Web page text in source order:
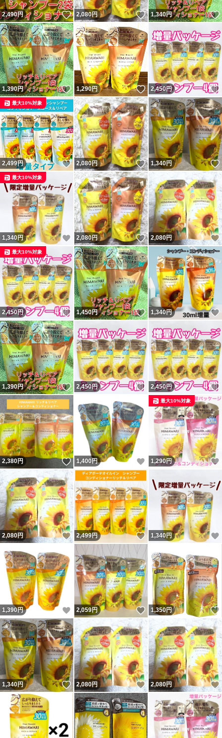
2,490円 いいね！
2,080円 いいね！
1,340円
1,390円 いいね！
1,290円 いいね！
2,450円
2,499円 いいね！
最大10%対象
2,080円 いいね！
1,340円
1,340円 いいね！
最大10%対象
2,080円 いいね！
2,080円
2,450円 いいね！
最大10%対象
1,450円 いいね！
1,340円
1,390円 いいね！
2,450円 いいね！
2,450円
2,380円 いいね！
1,400 円 いいね！
1,290円
最大10%対象
2,080円 いいね！
2,499円 いいね！
1,340円
1,390円 いいね！
2,059円 いいね！
1,350円
1,340円 いいね！
2,080円 いいね！
2,080円